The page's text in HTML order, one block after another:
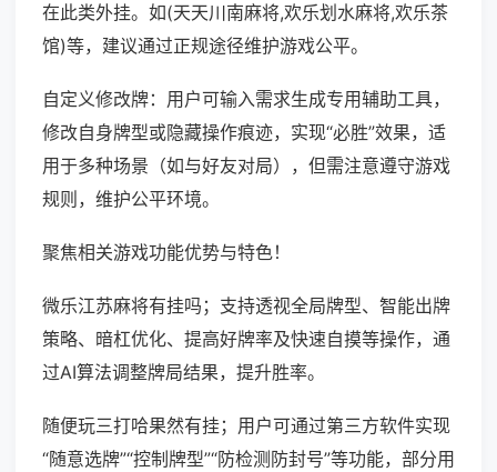
在此类外挂。如(天天川南麻将,欢乐划水麻将,欢乐茶
馆)等，建议通过正规途径维护游戏公平。
自定义修改牌：用户可输入需求生成专用辅助工具，
修改自身牌型或隐藏操作痕迹，实现“必胜”效果，适
用于多种场景（如与好友对局），但需注意遵守游戏
规则，维护公平环境。
聚焦相关游戏功能优势与特色！
微乐江苏麻将有挂吗；支持透视全局牌型、智能出牌
策略、暗杠优化、提高好牌率及快速自摸等操作，通
过AI算法调整牌局结果，提升胜率。
随便玩三打哈果然有挂；用户可通过第三方软件实现
“随意选牌”“控制牌型”“防检测防封号”等功能，部分用